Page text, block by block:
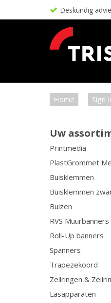
Deskundig
Home Sign
Uw
Printmedia
PlastGrommet
Buisklemmen
Buisklemmen
Buizen
RVS Muurbanners
Roll-Up banners
Spanners
Trapezekoord
Zeilringen &
Lasapparaten